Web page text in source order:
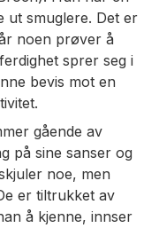
ut smuglere. Det er
noen prøver å
sprer seg i
bevis mot en
gående av
på sine sanser og
noe, men
er tiltrukket av
å kjenne, innser